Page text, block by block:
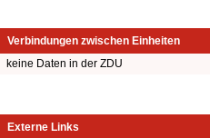
Verbindungen zwischen Einheiten
keine Daten in der ZDU
Externe Links